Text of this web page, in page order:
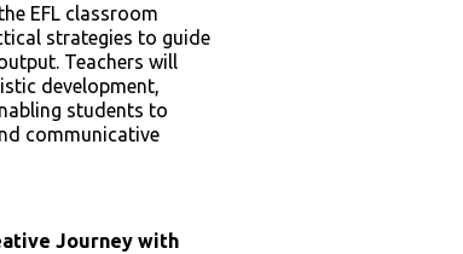
EFL classroom
strategies to guide
Teachers will
development,
students to
communicative
Journey with